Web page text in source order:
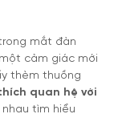
mắt đàn
cảm giác mới
thèm thuồng
quan hệ với
tìm hiểu